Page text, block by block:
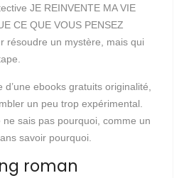
JE REINVENTE MA VIE
CE QUE VOUS PENSEZ
résoudre un mystère, mais qui
ebooks gratuits originalité,
un peu trop expérimental.
ne sais pas pourquoi, comme un
savoir pourquoi.
roman